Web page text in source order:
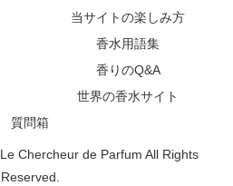
当サイトの楽しみ方
香水用語集
香りのQ&A
世界の香水サイト
質問箱
Chercheur de Parfum All Rights
Reserved.